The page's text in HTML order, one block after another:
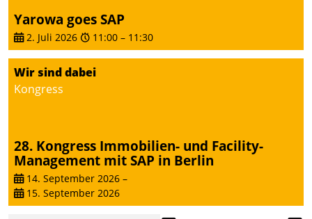
Yarowa goes SAP
2. Juli 2026 11:00 – 11:30
Wir sind dabei
Kongress
28. Kongress Immobilien- und Facility-
Management mit SAP in Berlin
14. September 2026 –
15. September 2026